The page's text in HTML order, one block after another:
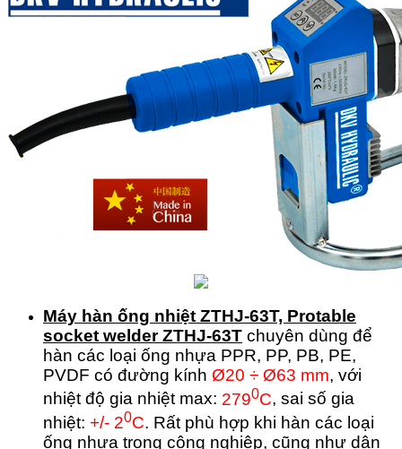
Máy hàn ống nhiệt ZTHJ-63T, Protable
socket welder ZTHJ-63T chuyên dùng để
hàn các loại ống nhựa PPR, PP, PB, PE,
PVDF có đường kính Ø20 ÷ Ø63 mm, với
nhiệt độ gia nhiệt max: 2790C, sai số gia
nhiệt: +/- 20C. Rất phù hợp khi hàn các loại
ống nhựa trong công nghiệp, cũng như dân